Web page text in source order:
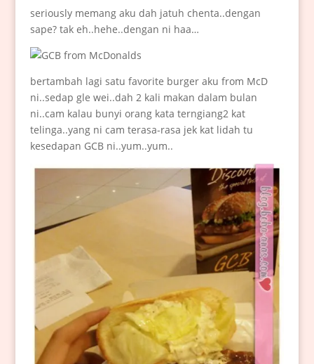
seriously memang aku dah jatuh chenta..dengan
sape? tak eh..hehe..dengan ni haa…
bertambah lagi satu favorite burger aku from McD
ni..sedap gle wei..dah 2 kali makan dalam bulan
ni..cam kalau bunyi orang kata terngiang2 kat
telinga..yang ni cam terasa-rasa jek kat lidah tu
kesedapan GCB ni..yum..yum..